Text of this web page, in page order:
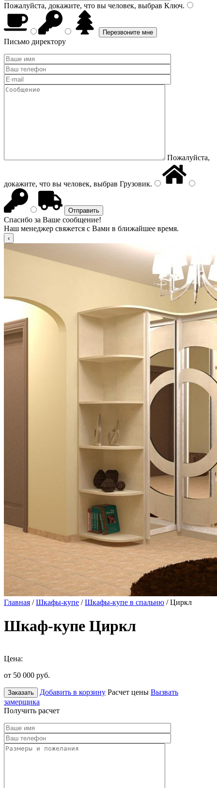
Пожалуйста, докажите, что вы человек, выбрав Ключ.
Письмо директору
Пожалуйста,
докажите, что вы человек, выбрав Грузовик.
Спасибо за Ваше сообщение!
Наш менеджер свяжется с Вами в ближайшее время.
Главная /Шкафы-купе /Шкафы-купе в спальню / Циркл
Шкаф-купе Циркл
Цена:
от 50 000 руб.
Заказать Добавить в корзину Расчет цены Вызвать
замерщика
Получить расчет